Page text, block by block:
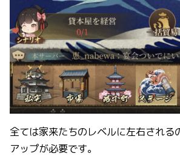
全ては家来たちのレベルに左右される
アップが必要です。